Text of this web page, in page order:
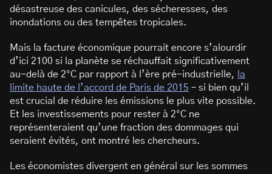
désastreuse des canicules, des sécheresses, des
inondations ou des tempêtes tropicales.
Mais la facture économique pourrait encore s’alourdir
d’ici 2100 si la planète se réchauffait significativement
au-delà de 2°C par rapport à l’ère pré-industrielle,
la
limite haute de l’accord de Paris de 2015 – si bien qu’il
est crucial de réduire les émissions le plus vite possible.
Et les investissements pour rester à 2°C ne
représenteraient qu’une fraction des dommages qui
seraient évités, ont montré les chercheurs.
Les économistes divergent en général sur les sommes